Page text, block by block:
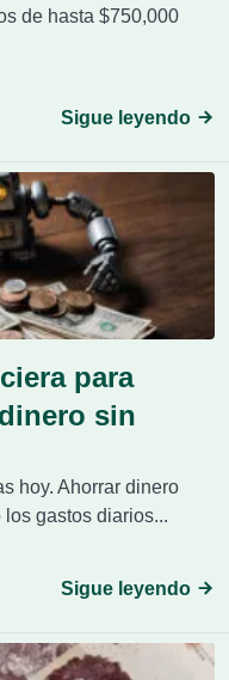
de hasta $750,000
Sigue leyendo
para
sin
hoy. Ahorrar dinero
gastos diarios...
Sigue leyendo